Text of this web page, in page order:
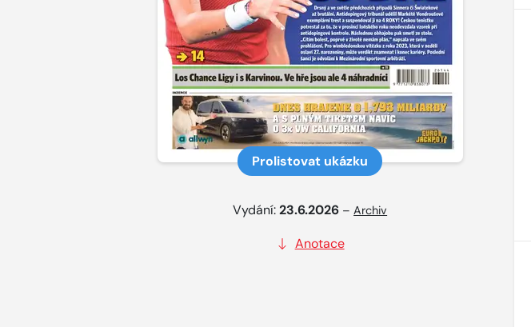
Prolistovat ukázku
Vydání:23.6.2026 –Archiv
Anotace